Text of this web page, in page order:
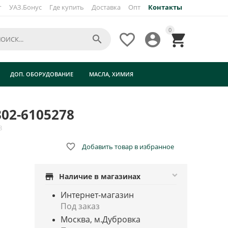
УАЗ.Бонус Где купить Доставка Опт Контакты
0




ДОП. ОБОРУДОВАНИЕ МАСЛА, ХИМИЯ
6105278
 Добавить товар в избранное
store Наличие в магазинах
Интернет-магазин
Под заказ
Москва, м.Дубровка